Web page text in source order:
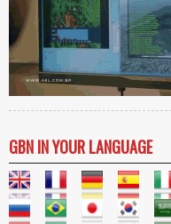
GBN IN YOUR LANGUAGE